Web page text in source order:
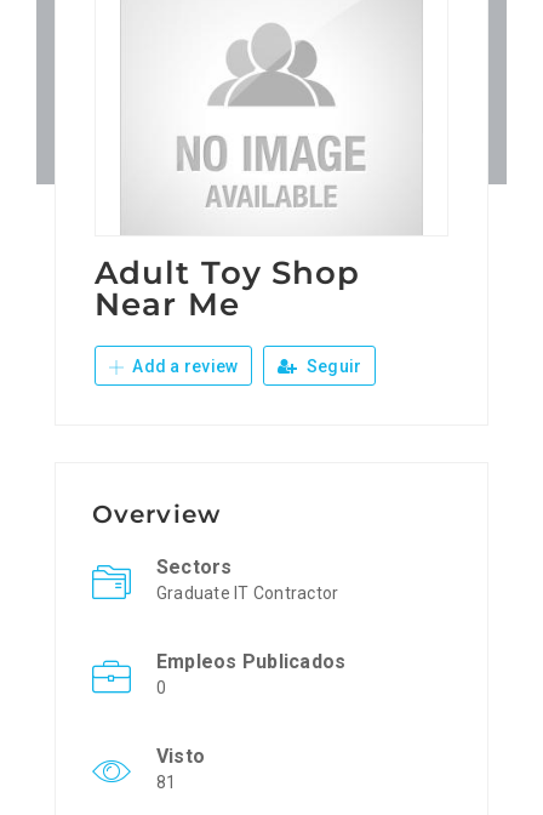
Junta Local Desarrollo
Adiestramientos
Adult Toy Shop
Near Me
Add a review Seguir
Overview
Sectors
Graduate IT Contractor
Empleos Publicados
0
Visto
81